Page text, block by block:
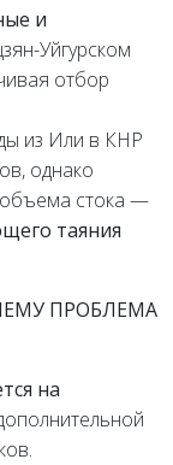
и
Уйгурском
отбор
из Или в КНР
однако
объема стока —
таяния
ПРОБЛЕМА
на